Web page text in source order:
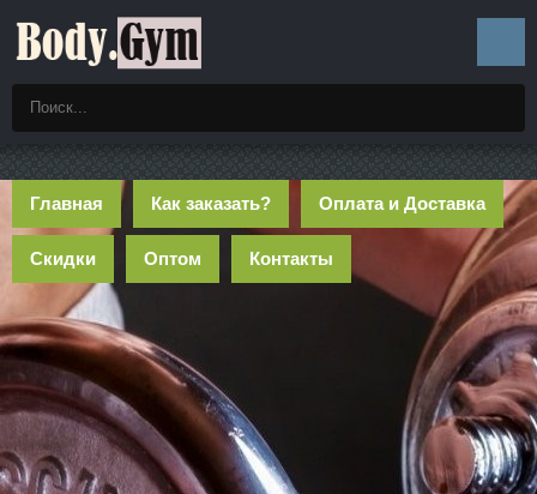
Главная Как заказать? Оплата и Доставка
Скидки Оптом Контакты